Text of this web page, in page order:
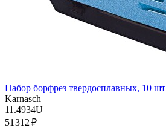
Набор борфрез твердосплавных, 10 шт
Karnasch
11.4934U
51 312 ₽